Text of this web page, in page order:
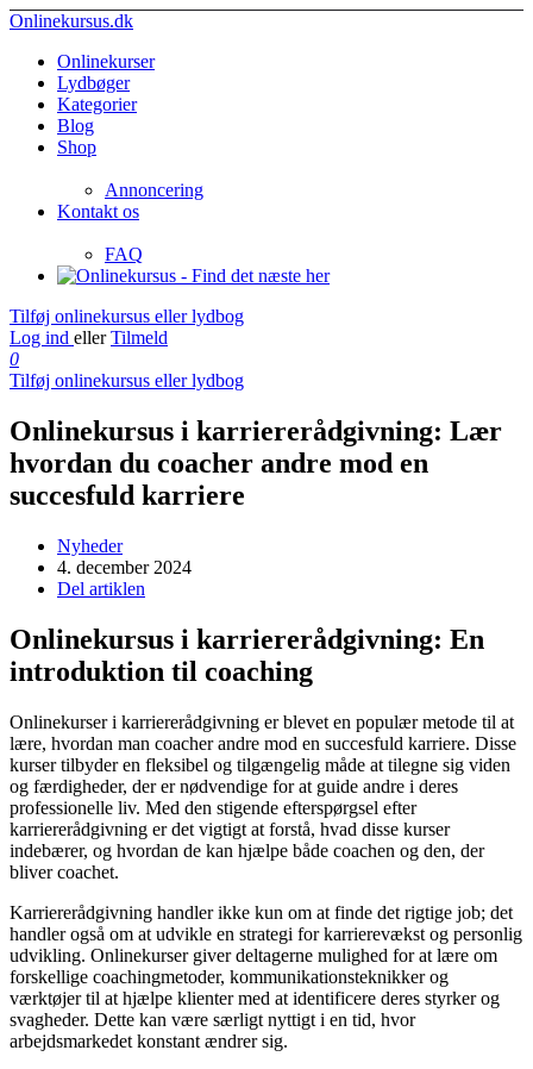
Onlinekursus.dk
Onlinekurser
Lydbøger
Kategorier
Blog
Shop
Annoncering
Kontakt os
FAQ
Tilføj onlinekursus eller lydbog
Log ind eller Tilmeld
0
Tilføj onlinekursus eller lydbog
Onlinekursus i karriererådgivning: Lær
hvordan du coacher andre mod en
succesfuld karriere
Nyheder
4. december 2024
Del artiklen
Onlinekursus i karriererådgivning: En
introduktion til coaching
Onlinekurser i karriererådgivning er blevet en populær metode til at
lære, hvordan man coacher andre mod en succesfuld karriere. Disse
kurser tilbyder en fleksibel og tilgængelig måde at tilegne sig viden
og færdigheder, der er nødvendige for at guide andre i deres
professionelle liv. Med den stigende efterspørgsel efter
karriererådgivning er det vigtigt at forstå, hvad disse kurser
indebærer, og hvordan de kan hjælpe både coachen og den, der
bliver coachet.
Karriererådgivning handler ikke kun om at finde det rigtige job; det
handler også om at udvikle en strategi for karrierevækst og personlig
udvikling. Onlinekurser giver deltagerne mulighed for at lære om
forskellige coachingmetoder, kommunikationsteknikker og
værktøjer til at hjælpe klienter med at identificere deres styrker og
svagheder. Dette kan være særligt nyttigt i en tid, hvor
arbejdsmarkedet konstant ændrer sig.